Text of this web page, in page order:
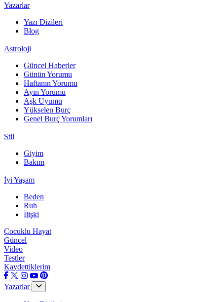
Yazarlar
Yazı Dizileri
Blog
Astroloji
Güncel Haberler
Günün Yorumu
Haftanın Yorumu
Ayın Yorumu
Aşk Uyumu
Yükselen Burç
Genel Burç Yorumları
Stil
Giyim
Bakım
İyi Yaşam
Beden
Ruh
İlişki
Çocuklu Hayat
Güncel
Video
Testler
Kaydettiklerim
Yazarlar